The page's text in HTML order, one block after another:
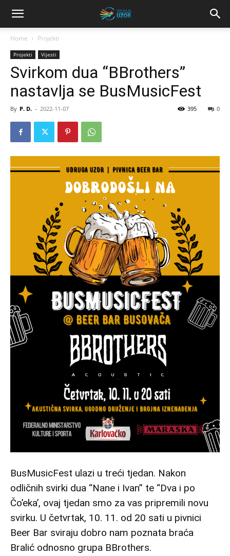
Home Projekti
Projekti Vijesti
Svirkom dua “BBrothers”
nastavlja se BusMusicFest
By P. D. - 2022-11-07 0
395
BusMusicFest ulazi u treći tjedan. Nakon
odličnih svirki dua “Nane i Ivan” te “Dva i po
Čo’eka’, ovaj tjedan smo za vas pripremili novu
svirku. U četvrtak, 10. 11. od 20 sati u pivnici
Beer Bar sviraju dobro nam poznata braća
Bralić odnosno grupa BBrothers.